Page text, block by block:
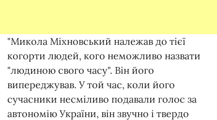
"Микола Міхновський належав до тієї
когорти людей, кого неможливо назвати
"людиною свого часу". Він його
випереджував. У той час, коли його
сучасники несміливо подавали голос за
автономію України, він звучно і твердо